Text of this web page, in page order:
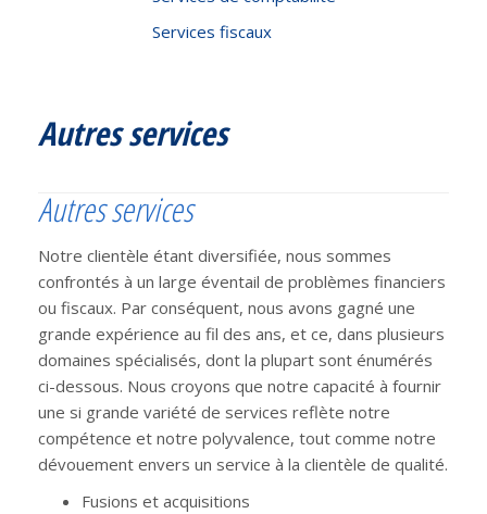
Services fiscaux
Autres services
Autres services
Notre clientèle étant diversifiée, nous sommes
confrontés à un large éventail de problèmes financiers
ou fiscaux. Par conséquent, nous avons gagné une
grande expérience au fil des ans, et ce, dans plusieurs
domaines spécialisés, dont la plupart sont énumérés
ci-dessous. Nous croyons que notre capacité à fournir
une si grande variété de services reflète notre
compétence et notre polyvalence, tout comme notre
dévouement envers un service à la clientèle de qualité.
Fusions et acquisitions